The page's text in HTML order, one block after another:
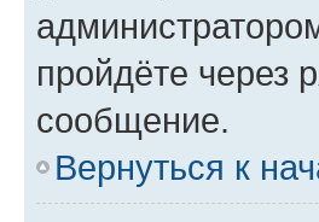
пройдёте через
сообщение.
Вернуться к